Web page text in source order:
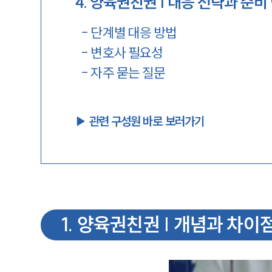
- 단계별 대응 방법
- 변호사 필요성
-자주 묻는 질문
▶︎ 관련 구성원 바로 보러가기
1. 양육권친권 | 개념과 차이